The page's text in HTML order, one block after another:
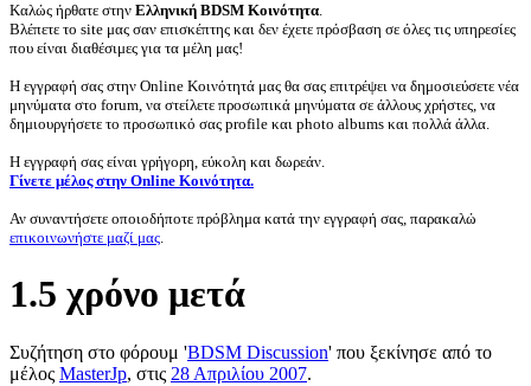
Καλώς ήρθατε στην Ελληνική BDSM Κοινότητα.
Βλέπετε το site μας σαν επισκέπτης και δεν έχετε πρόσβαση σε όλες τις υπηρεσίες
που είναι διαθέσιμες για τα μέλη μας!
Η εγγραφή σας στην Online Κοινότητά μας θα σας επιτρέψει να δημοσιεύσετε νέα
μηνύματα στο forum, να στείλετε προσωπικά μηνύματα σε άλλους χρήστες, να
δημιουργήσετε το προσωπικό σας profile και photo albums και πολλά άλλα.
Η εγγραφή σας είναι γρήγορη, εύκολη και δωρεάν.
Γίνετε μέλος στην Online Κοινότητα.
Αν συναντήσετε οποιοδήποτε πρόβλημα κατά την εγγραφή σας, παρακαλώ
επικοινωνήστε μαζί μας.
1.5 χρόνo μετά
Συζήτηση στο φόρουμ 'BDSM Discussion' που ξεκίνησε από το
μέλος MasterJp, στις 28 Απριλίου 2007.